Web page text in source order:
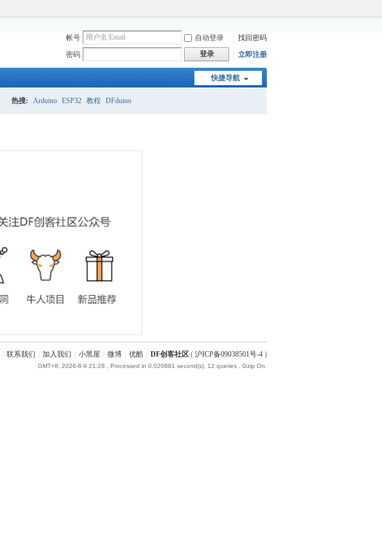
帐号 自动登录
找回密码
密码
登录 立即注册
快捷导航
热搜: Arduino ESP32 教程 DFduino
联系我们 加入我们 小黑屋 微博 优酷 DF创客社区 ( 沪ICP备09038501号-4 )
GMT+8, 2026-8-9 21:28 , Processed in 0.020881 second(s), 12 queries , Gzip On.